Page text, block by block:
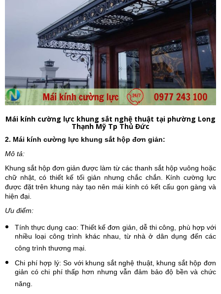
Mái kính cường lực khung sắt nghệ thuật tại phường Long
Thạnh Mỹ Tp Thủ Đức
2. Mái kính cường lực khung sắt hộp đơn giản:
Mô tả:
Khung sắt hộp đơn giản được làm từ các thanh sắt hộp vuông hoặc
chữ nhật, có thiết kế tối giản nhưng chắc chắn. Kính cường lực
được đặt trên khung này tạo nên mái kính có kết cấu gọn gàng và
hiện đại.
Ưu điểm:
Tính thực dụng cao: Thiết kế đơn giản, dễ thi công, phù hợp với
nhiều loại công trình khác nhau, từ nhà ở dân dụng đến các
công trình thương mại.
Chi phí hợp lý: So với khung sắt nghệ thuật, khung sắt hộp đơn
giản có chi phí thấp hơn nhưng vẫn đảm bảo độ bền và chức
năng.